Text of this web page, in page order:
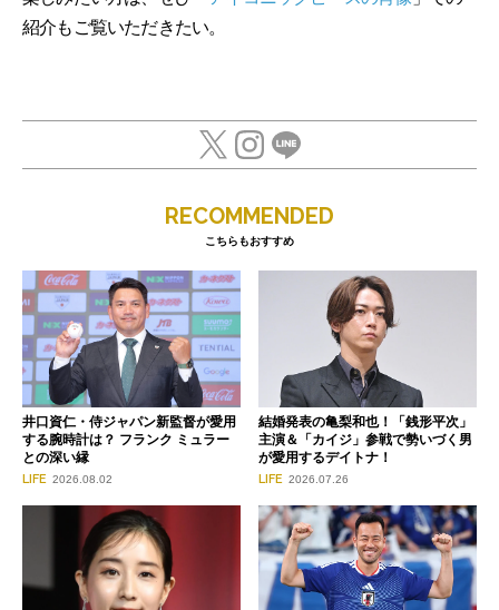
紹介もご覧いただきたい。
RECOMMENDED
こちらもおすすめ
井口資仁・侍ジャパン新監督が愛用
する腕時計は？ フランク ミュラー
との深い縁
LIFE 2026.08.02
結婚発表の亀梨和也！「銭形平次」
主演＆「カイジ」参戦で勢いづく男
が愛用するデイトナ！
LIFE 2026.07.26